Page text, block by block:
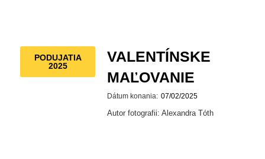
PODUJATIA
2025
VALENTÍNSKE
MAĽOVANIE
Dátum konania: 07/02/2025
Autor fotografii: Alexandra Tóth